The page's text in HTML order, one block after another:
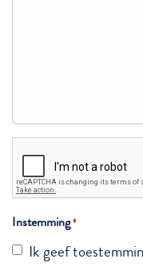
Instemming*
Ik geef